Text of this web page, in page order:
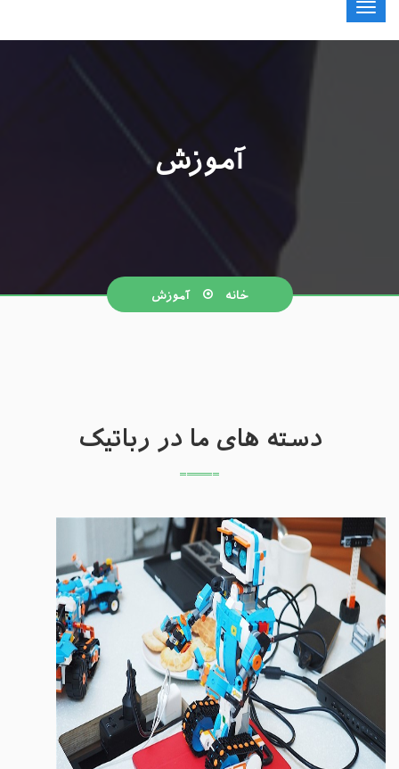
آموزش
خانه آموزش
دسته های ما در رباتیک